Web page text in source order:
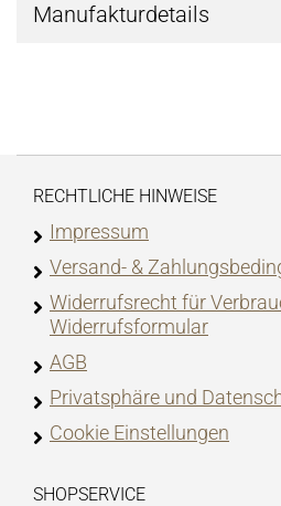
Manufakturdetails
RECHTLICHE HINWEISE
Impressum
Versand- &
Widerrufsrecht für
Widerrufsformular
AGB
Privatsphäre und
Cookie Einstellungen
SHOPSERVICE